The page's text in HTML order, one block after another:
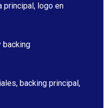
principal, logo en
backing
backing principal,